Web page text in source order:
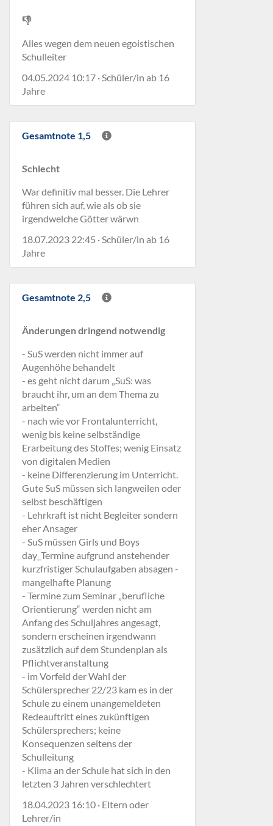
👎
Alles wegen dem neuen egoistischen
Schulleiter
04.05.2024 10:17 · Schüler/in ab 16
Jahre
Gesamtnote 1,5
Schlecht
War definitiv mal besser. Die Lehrer
führen sich auf, wie als ob sie
irgendwelche Götter wärwn
18.07.2023 22:45 · Schüler/in ab 16
Jahre
Gesamtnote 2,5
Änderungen dringend notwendig
- SuS werden nicht immer auf
Augenhöhe behandelt
- es geht nicht darum „SuS: was
braucht ihr, um an dem Thema zu
arbeiten“
- nach wie vor Frontalunterricht,
wenig bis keine selbständige
Erarbeitung des Stoffes; wenig Einsatz
von digitalen Medien
- keine Differenzierung im Unterricht.
Gute SuS müssen sich langweilen oder
selbst beschäftigen
- Lehrkraft ist nicht Begleiter sondern
eher Ansager
- SuS müssen Girls und Boys
day_Termine aufgrund anstehender
kurzfristiger Schulaufgaben absagen -
mangelhafte Planung
- Termine zum Seminar „berufliche
Orientierung“ werden nicht am
Anfang des Schuljahres angesagt,
sondern erscheinen irgendwann
zusätzlich auf dem Stundenplan als
Pflichtveranstaltung
- im Vorfeld der Wahl der
Schülersprecher 22/23 kam es in der
Schule zu einem unangemeldeten
Redeauftritt eines zukünftigen
Schülersprechers; keine
Konsequenzen seitens der
Schulleitung
- Klima an der Schule hat sich in den
letzten 3 Jahren verschlechtert
18.04.2023 16:10 · Eltern oder
Lehrer/in